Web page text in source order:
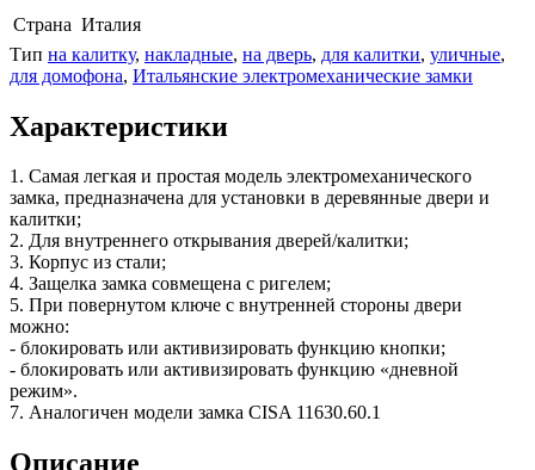
Страна Италия
Тип на калитку, накладные, на дверь, для калитки, уличные,
для домофона, Итальянские электромеханические замки
Характеристики
1. Самая легкая и простая модель электромеханического
замка, предназначена для установки в деревянные двери и
калитки;
2. Для внутреннего открывания дверей/калитки;
3. Корпус из стали;
4. Защелка замка совмещена с ригелем;
5. При повернутом ключе с внутренней стороны двери
можно:
- блокировать или активизировать функцию кнопки;
- блокировать или активизировать функцию «дневной
режим».
7. Аналогичен модели замка CISA 11630.60.1
Описание